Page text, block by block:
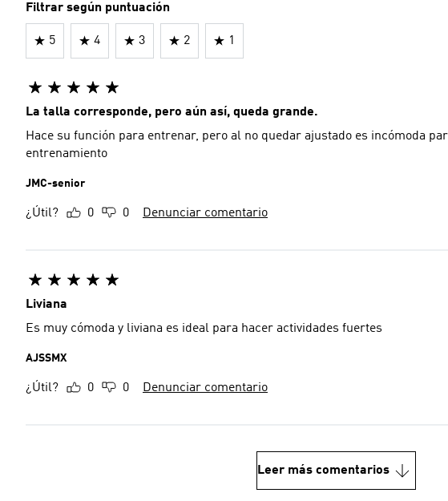
Filtrar según puntuación
5 4 3 2 1
La talla corresponde, pero aún así, queda grande.
Hace su función para entrenar, pero al no quedar ajustado es incómoda
entrenamiento
JMC-senior
¿Útil? 0 0 Denunciar comentario
Liviana
Es muy cómoda y liviana es ideal para hacer actividades fuertes
AJSSMX
¿Útil? 0 0 Denunciar comentario
Leer más comentarios